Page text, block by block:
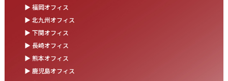
松山オフィス 事務所移転のお知らせ
2025.08.05
業務効率が劇的に進化！商品ビリンググループにRPAを導入しまし
▶ 福岡オフィス
▶ 北九州オフィス
▶ 下関オフィス
▶ 長崎オフィス
▶ 熊本オフィス
▶ 鹿児島オフィス